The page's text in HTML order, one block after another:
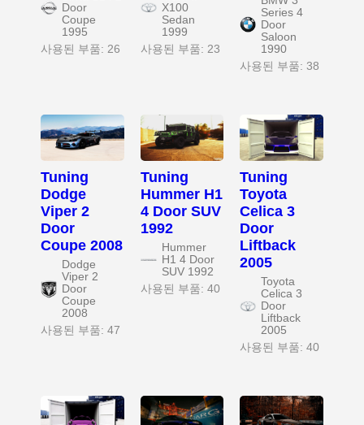
Door
Coupe
1995
사용된 부품: 26
X100
Sedan
1999
사용된 부품: 23
Series 4
Door
Saloon
1990
사용된 부품: 38
Tuning
Dodge
Viper 2
Door
Coupe 2008
Dodge
Viper 2
Door
Coupe
2008
사용된 부품: 47
Tuning
Hummer H1
4 Door SUV
1992
Hummer
H1 4 Door
SUV 1992
사용된 부품: 40
Tuning
Toyota
Celica 3
Door
Liftback
2005
Toyota
Celica 3
Door
Liftback
2005
사용된 부품: 40